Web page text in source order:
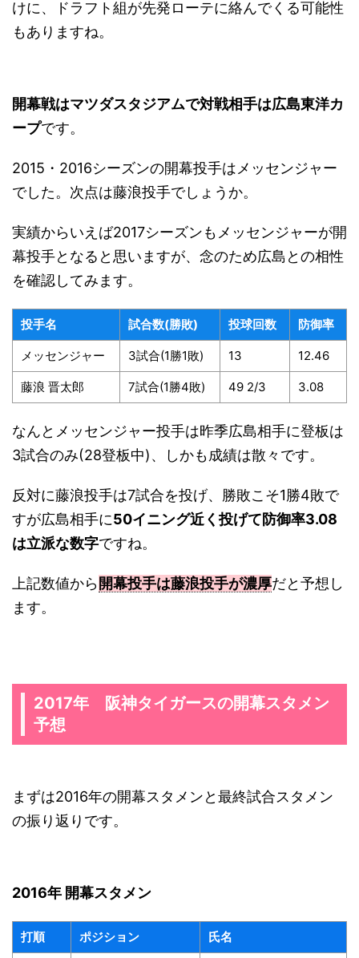
けに、ドラフト組が先発ローテに絡んでくる可能性
もありますね。
開幕戦はマツダスタジアムで対戦相手は広島東洋カ
ープです。
2015・2016シーズンの開幕投手はメッセンジャー
でした。次点は藤浪投手でしょうか。
実績からいえば2017シーズンもメッセンジャーが開
幕投手となると思いますが、念のため広島との相性
を確認してみます。
投手名 試合数(勝敗) 投球回数 防御率
メッセンジャー 3試合(1勝1敗) 13 12.46
藤浪 晋太郎 7試合(1勝4敗) 49 2/3 3.08
なんとメッセンジャー投手は昨季広島相手に登板は
3試合のみ(28登板中)、しかも成績は散々です。
反対に藤浪投手は7試合を投げ、勝敗こそ1勝4敗で
すが広島相手に50イニング近く投げて防御率3.08
は立派な数字ですね。
上記数値から 開幕投手は藤浪投手が濃厚だと予想し
ます。
2017年 阪神タイガースの開幕スタメン
予想
まずは2016年の開幕スタメンと最終試合スタメン
の振り返りです。
2016年 開幕スタメン
打順 ポジション 氏名